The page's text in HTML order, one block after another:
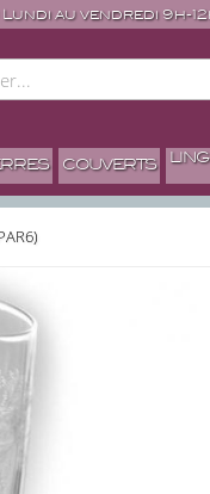
au vendredi 9h-
COUVERTS